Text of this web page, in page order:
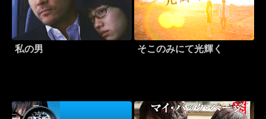
私の男 そこのみにて光輝く